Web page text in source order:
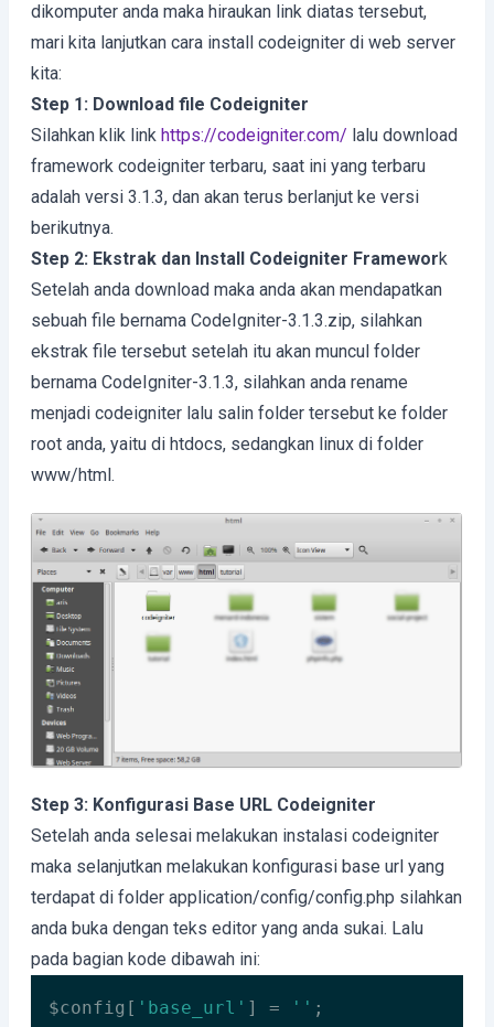
dikomputer anda maka hiraukan link diatas tersebut,
mari kita lanjutkan cara install codeigniter di web server
kita:
Step 1: Download file Codeigniter
Silahkan klik link https://codeigniter.com/ lalu download
framework codeigniter terbaru, saat ini yang terbaru
adalah versi 3.1.3, dan akan terus berlanjut ke versi
berikutnya.
Step 2: Ekstrak dan Install Codeigniter Framework
Setelah anda download maka anda akan mendapatkan
sebuah file bernama CodeIgniter-3.1.3.zip, silahkan
ekstrak file tersebut setelah itu akan muncul folder
bernama CodeIgniter-3.1.3, silahkan anda rename
menjadi codeigniter lalu salin folder tersebut ke folder
root anda, yaitu di htdocs, sedangkan linux di folder
www/html.
Step 3: Konfigurasi Base URL Codeigniter
Setelah anda selesai melakukan instalasi codeigniter
maka selanjutkan melakukan konfigurasi base url yang
terdapat di folder application/config/config.php silahkan
anda buka dengan teks editor yang anda sukai. Lalu
pada bagian kode dibawah ini:
$config[ 'base_url' ] = '' ;